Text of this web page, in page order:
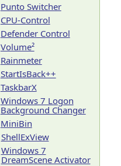
Punto Switcher
CPU-Control
Defender Control
Volume²
Rainmeter
StartIsBack++
TaskbarX
Windows 7 Logon
Background Changer
MiniBin
ShellExView
Windows 7
DreamScene Activator